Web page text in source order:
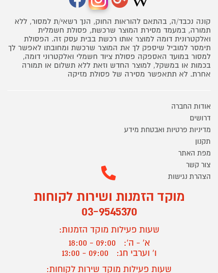
קונה נכבד/ה, בהתאם להוראות החוק, הנך רשאי/ת למסור, ללא
תמורה, במעמד מסירת המוצר שרכשת, פסולת חשמלית
ואלקטרונית דומה למוצר אותו רכשת בבית עסק זה. הפסולת
תימסר למוביל שיספק לך את המוצר שרכשת ומחובתו לאפשר לך
למסור במועד האספקה פסולת ציוד חשמלי ואלקטרוני דומה,
בכמות או במשקל, למוצר החדש וזאת ללא תשלום או תמורה
אחרת. לא תתאפשר מסירה של פסולת מזיקה
אודות החברה
דרושים
מדיניות פרטיות ואבטחת מידע
תקנון
מפת האתר
צור קשר
הצהרת נגישות
מוקד הזמנות ושירות לקוחות
03-9545370
שעות פעילות מוקד הזמנות:
א' - ה':
09:00 - 18:00
ו' וערבי חג:
09:00 - 13:00
שעות פעילות מוקד שירות לקוחות: